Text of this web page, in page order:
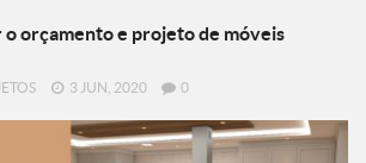
o orçamento e projeto de móveis
3 JUN, 2020 0